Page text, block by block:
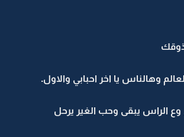
يا اخر احبابي والاول.
يبقى وحب الغير يرحل